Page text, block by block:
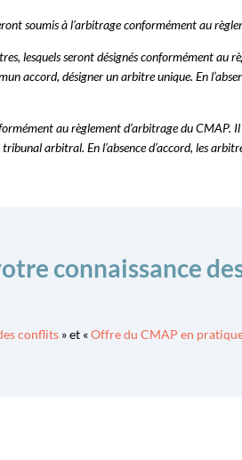
soumis à l’arbitrage conformément au
lesquels seront désignés conformément au
accord, désigner un arbitre unique. En
au règlement d’arbitrage du CMAP.
arbitral. En l’absence d’accord, les
connaissance
conflits » et «Offre du CMAP en